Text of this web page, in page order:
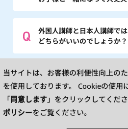
外国人講師と日本人講師では
どちらがいいのでしょうか？
このコンテンツは、公益財団法人 日本英語検
※L&R means LISTENING AND
Educational Testing Service(ETS). This
by ETS.
当サイトは、お客様の利便性向上の
を使用しております。
Cookieの使用
「同意します 」をクリックしてくだ
ポリシーをご覧ください。